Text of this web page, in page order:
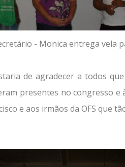
- Monica entrega vela
de agradecer a todos
presentes no congresso e
e aos irmãos da OFS que